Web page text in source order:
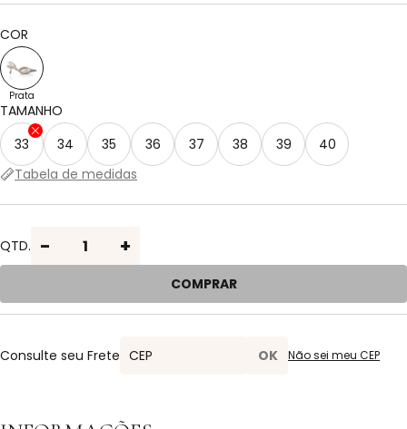
1x de R$ 659,90 sem juros
2x de R$ 329,95 sem juros
3x de R$ 219,97 sem juros
4x de R$ 164,98 sem juros
1x de R$ 659,90 sem juros
PIX
1x de R$ 659,90 sem juros
COR
Prata
TAMANHO
33
34 35 36 37 38 39
40
Tabela de medidas
QTD. - +
COMPRAR
Consulte seu Frete Não sei meu CEP